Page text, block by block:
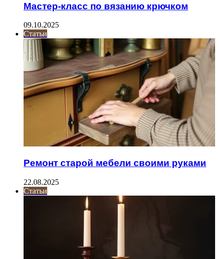
Мастер-класс по вязанию крючком
09.10.2025
Статьи
Ремонт старой мебели своими руками
22.08.2025
Статьи